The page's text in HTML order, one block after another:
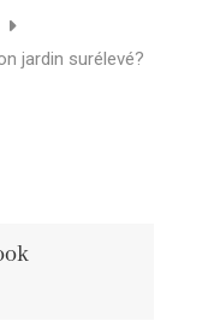
jardin surélevé?